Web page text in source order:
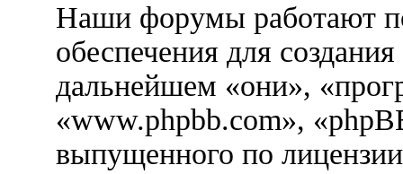
Наши форумы работают
обеспечения для
дальнейшем «они»,
«www.phpbb.com»,
выпущенного по